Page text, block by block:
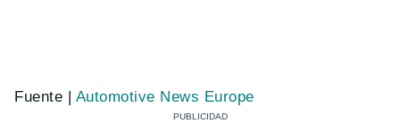
Fuente | Automotive News Europe